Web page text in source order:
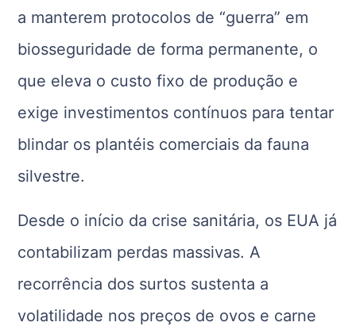
a manterem protocolos de “guerra” em
biosseguridade de forma permanente, o
que eleva o custo fixo de produção e
exige investimentos contínuos para tentar
blindar os plantéis comerciais da fauna
silvestre.
Desde o início da crise sanitária, os EUA já
contabilizam perdas massivas. A
recorrência dos surtos sustenta a
volatilidade nos preços de ovos e carne